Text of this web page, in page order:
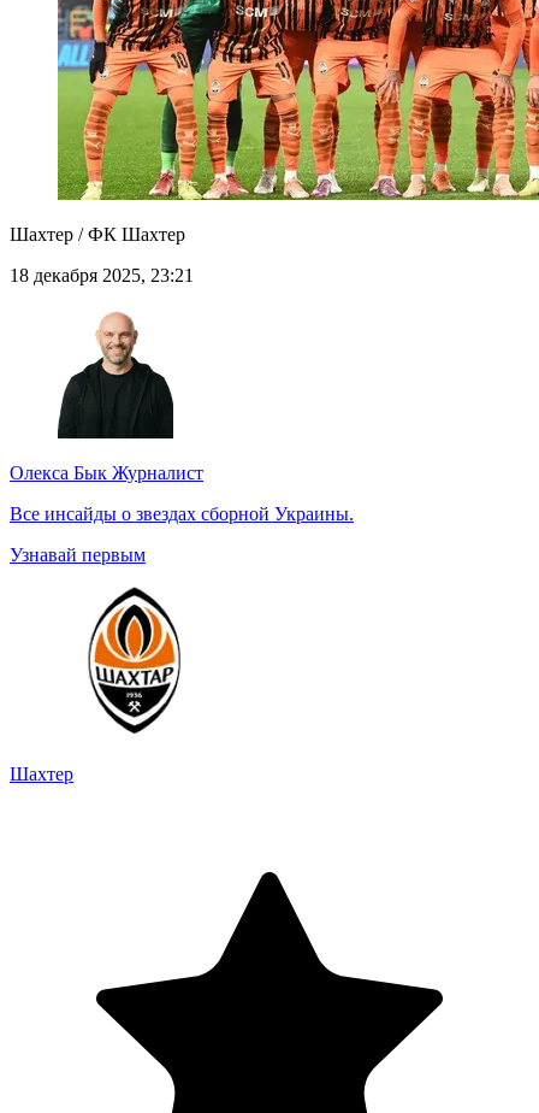
Шахтер / ФК Шахтер
18 декабря 2025, 23:21
Олекса Бык Журналист
Все инсайды о звездах сборной Украины.
Узнавай первым
Шахтер